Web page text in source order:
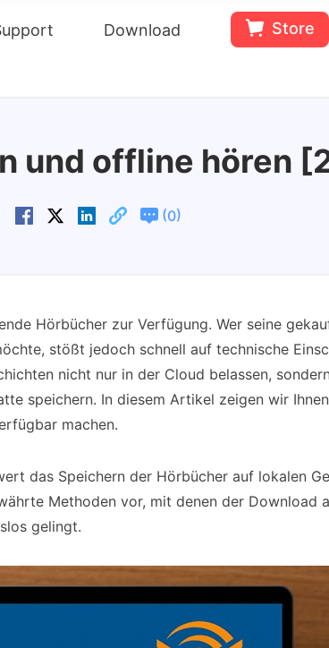
Download Store
Bewertungen(0)
und offline hören
(0)
Hörbücher zur Verfügung. Wer seine
stößt jedoch schnell auf technische
nicht nur in der Cloud belassen,
speichern. In diesem Artikel zeigen wir
machen.
das Speichern der Hörbücher auf lokalen
Methoden vor, mit denen der Download
gelingt.